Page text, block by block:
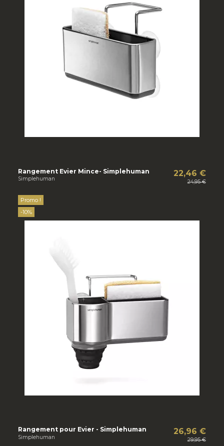
Rangement Evier Mince- Simplehuman
Simplehuman
22,46 €
24,95 €
Promo !
-10%
Rangement pour Evier - Simplehuman
Simplehuman
26,96 €
29,95 €